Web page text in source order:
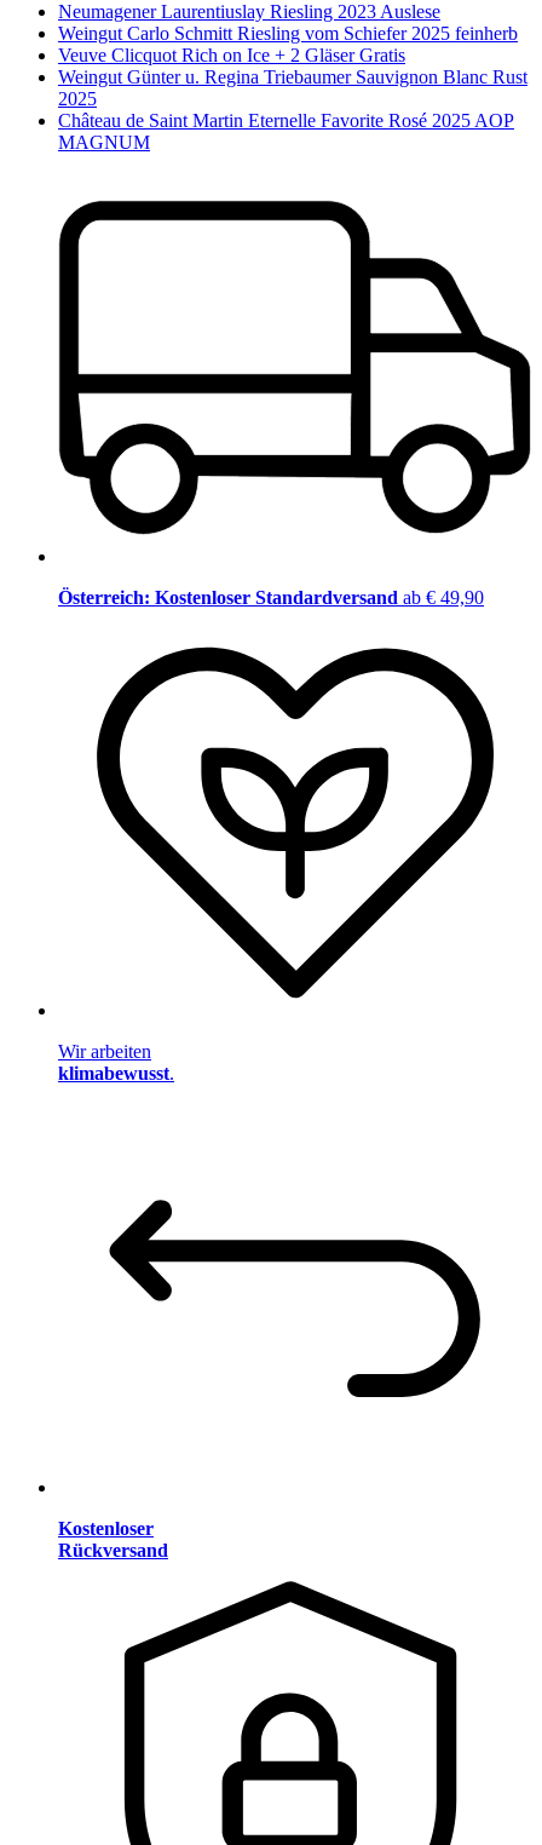
Neumagener Laurentiuslay Riesling 2023 Auslese
Weingut Carlo Schmitt Riesling vom Schiefer 2025 feinherb
Veuve Clicquot Rich on Ice + 2 Gläser Gratis
Weingut Günter u. Regina Triebaumer Sauvignon Blanc Rust
2025
Château de Saint Martin Eternelle Favorite Rosé 2025 AOP
MAGNUM
Österreich: Kostenloser Standardversand ab € 49,90
Wir arbeiten
klimabewusst.
Kostenloser
Rückversand